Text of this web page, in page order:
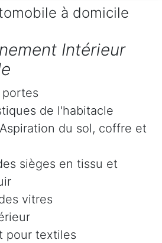
à domicile
Intérieur
de l'habitacle
du sol, coffre et
sièges en tissu et
vitres
pour textiles